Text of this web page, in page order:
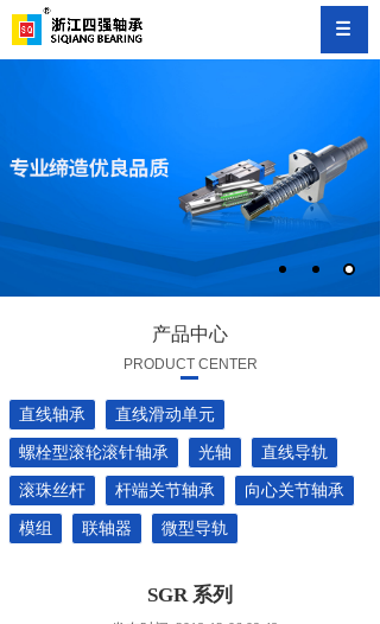
产品中心
PRODUCT CENTER
直线轴承
直线滑动单元
螺栓型滚轮滚针轴承
光轴
直线导轨
滚珠丝杆
杆端关节轴承
向心关节轴承
模组
联轴器 微型导轨
SGR 系列